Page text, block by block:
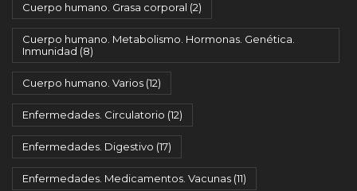
Cuerpo humano. Grasa corporal (2)
Cuerpo humano. Metabolismo. Hormonas. Genética.
Inmunidad (8)
Cuerpo humano. Varios (12)
Enfermedades. Circulatorio (12)
Enfermedades. Digestivo (17)
Enfermedades. Medicamentos. Vacunas (11)